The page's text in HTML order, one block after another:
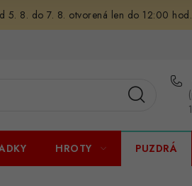
5. 8. do 7. 8. otvorená len do 12:00 hod.
HROTY PUZDRÁ